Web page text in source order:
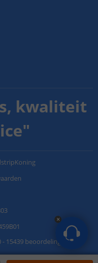
kwaliteit
"
- 15439 beoordelingen